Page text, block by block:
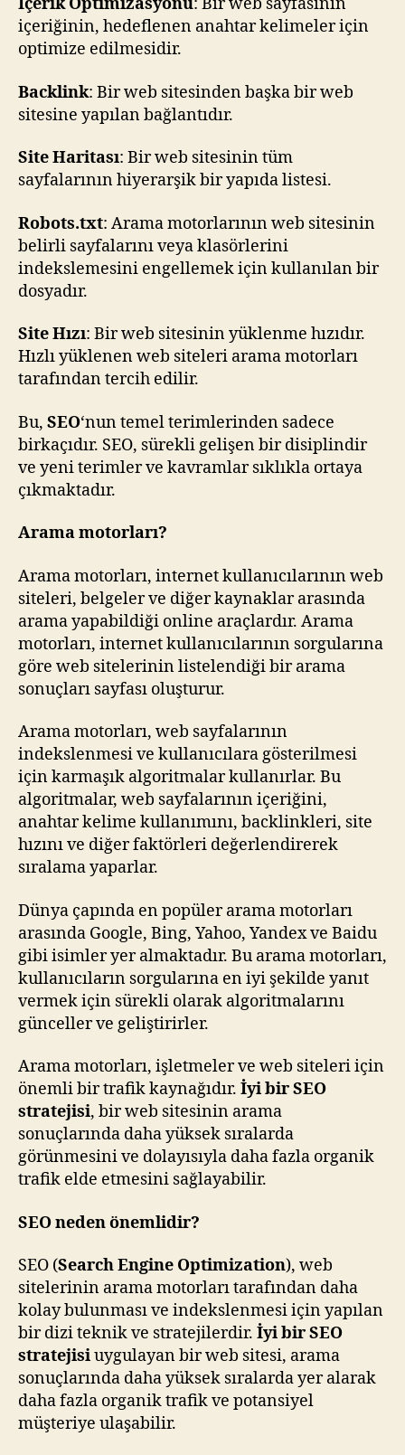
içeriğinin, hedeflenen anahtar kelimeler için
optimize edilmesidir.
Backlink: Bir web sitesinden başka bir web
sitesine yapılan bağlantıdır.
Site Haritası: Bir web sitesinin tüm
sayfalarının hiyerarşik bir yapıda listesi.
Robots.txt: Arama motorlarının web sitesinin
belirli sayfalarını veya klasörlerini
indekslemesini engellemek için kullanılan bir
dosyadır.
Site Hızı: Bir web sitesinin yüklenme hızıdır.
Hızlı yüklenen web siteleri arama motorları
tarafından tercih edilir.
Bu, SEO‘nun temel terimlerinden sadece
birkaçıdır. SEO, sürekli gelişen bir disiplindir
ve yeni terimler ve kavramlar sıklıkla ortaya
çıkmaktadır.
Arama motorları?
Arama motorları, internet kullanıcılarının web
siteleri, belgeler ve diğer kaynaklar arasında
arama yapabildiği online araçlardır. Arama
motorları, internet kullanıcılarının sorgularına
göre web sitelerinin listelendiği bir arama
sonuçları sayfası oluşturur.
Arama motorları, web sayfalarının
indekslenmesi ve kullanıcılara gösterilmesi
için karmaşık algoritmalar kullanırlar. Bu
algoritmalar, web sayfalarının içeriğini,
anahtar kelime kullanımını, backlinkleri, site
hızını ve diğer faktörleri değerlendirerek
sıralama yaparlar.
Dünya çapında en popüler arama motorları
arasında Google, Bing, Yahoo, Yandex ve Baidu
gibi isimler yer almaktadır. Bu arama motorları,
kullanıcıların sorgularına en iyi şekilde yanıt
vermek için sürekli olarak algoritmalarını
günceller ve geliştirirler.
Arama motorları, işletmeler ve web siteleri için
önemli bir trafik kaynağıdır. İyi bir SEO
stratejisi, bir web sitesinin arama
sonuçlarında daha yüksek sıralarda
görünmesini ve dolayısıyla daha fazla organik
trafik elde etmesini sağlayabilir.
SEO neden önemlidir?
SEO (Search Engine Optimization), web
sitelerinin arama motorları tarafından daha
kolay bulunması ve indekslenmesi için yapılan
bir dizi teknik ve stratejilerdir. İyi bir SEO
stratejisiuygulayan bir web sitesi, arama
sonuçlarında daha yüksek sıralarda yer alarak
daha fazla organik trafik ve potansiyel
müşteriye ulaşabilir.